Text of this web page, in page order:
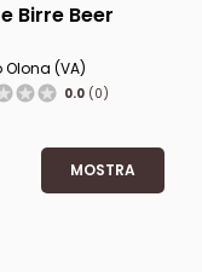
Birre Beer
(VA)
0.0 (0)
MOSTRA